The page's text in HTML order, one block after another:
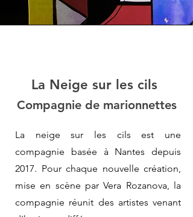
La Neige sur les cils
Compagnie de marionnettes
La neige sur les cils est une
compagnie basée à Nantes depuis
2017. Pour chaque nouvelle création,
mise en scène par Vera Rozanova, la
compagnie réunit des artistes venant